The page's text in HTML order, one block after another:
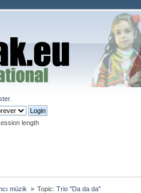
.
length
müzik » Topic:Trio "Da da da"